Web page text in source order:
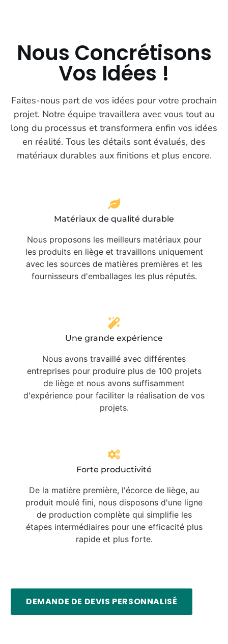
Nous Concrétisons
Vos Idées !
Faites-nous part de vos idées pour votre prochain
projet. Notre équipe travaillera avec vous tout au
long du processus et transformera enfin vos idées
en réalité. Tous les détails sont évalués, des
matériaux durables aux finitions et plus encore.
Matériaux de qualité durable
Nous proposons les meilleurs matériaux pour
les produits en liège et travaillons uniquement
avec les sources de matières premières et les
fournisseurs d'emballages les plus réputés.
Une grande expérience
Nous avons travaillé avec différentes
entreprises pour produire plus de 100 projets
de liège et nous avons suffisamment
d'expérience pour faciliter la réalisation de vos
projets.
Forte productivité
De la matière première, l'écorce de liège, au
produit moulé fini, nous disposons d'une ligne
de production complète qui simplifie les
étapes intermédiaires pour une efficacité plus
rapide et plus forte.
DEMANDE DE DEVIS PERSONNALISÉ